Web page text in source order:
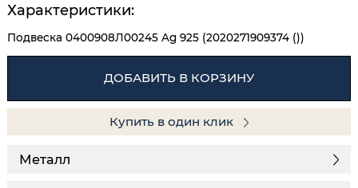
Характеристики:
Подвеска 0400908Л00245 Ag 925 (2020271909374 ())
ДОБАВИТЬ В КОРЗИНУ
Купить в один клик
Металл